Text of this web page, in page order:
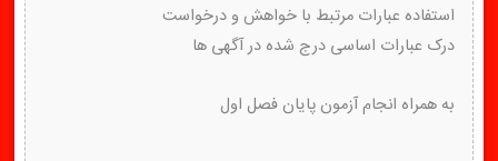
استفاده عبارات مرتبط با خواهش و درخواست
درک عبارات اساسی درج شده در آگهی ها
به همراه انجام آزمون پایان فصل اول